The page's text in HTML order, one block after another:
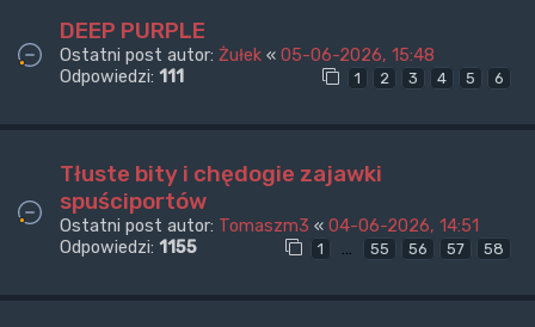
DEEP PURPLE
Ostatni post autor: Żułek « 05-06-2026, 15:48
Odpowiedzi: 111 1 2 3 4 5 6
Tłuste bity i chędogie zajawki
spuściportów
Ostatni post autor: Tomaszm3 « 04-06-2026, 14:51
Odpowiedzi: 1155 1 … 55 56 57 58